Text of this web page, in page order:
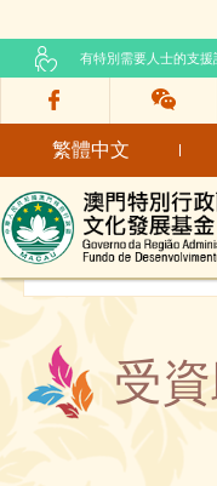
有特別需要人士的支援
繁體中文
文化發展基金網頁
受